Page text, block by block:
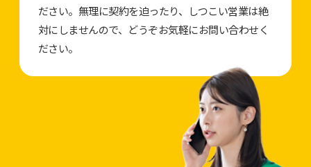
ださい。無理に契約を迫ったり、しつこい営業は絶
対にしませんので、どうぞお気軽にお問い合わせく
ださい。